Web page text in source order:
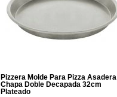
Pizzera Molde Para Pizza Asadera
Chapa Doble Decapada 32cm
Plateado